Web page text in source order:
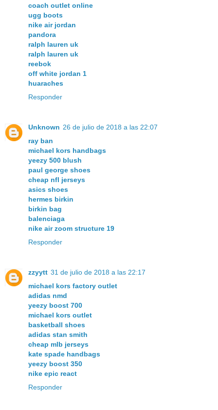
coach outlet online
ugg boots
nike air jordan
pandora
ralph lauren uk
ralph lauren uk
reebok
off white jordan 1
huaraches
Responder
Unknown 26 de julio de 2018 a las 22:07
ray ban
michael kors handbags
yeezy 500 blush
paul george shoes
cheap nfl jerseys
asics shoes
hermes birkin
birkin bag
balenciaga
nike air zoom structure 19
Responder
zzyytt 31 de julio de 2018 a las 22:17
michael kors factory outlet
adidas nmd
yeezy boost 700
michael kors outlet
basketball shoes
adidas stan smith
cheap mlb jerseys
kate spade handbags
yeezy boost 350
nike epic react
Responder